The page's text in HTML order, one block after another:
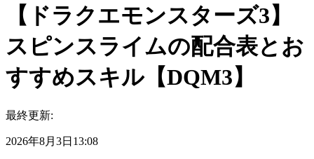
【ドラクエモンスターズ3】
スピンスライムの配合表とお
すすめスキル【DQM3】
最終更新:
2026年8月3日13:08